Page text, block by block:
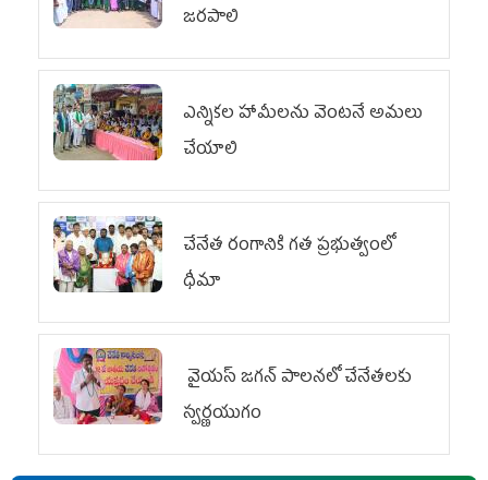
జరపాలి
ఎన్నికల హామీలను వెంటనే అమలు
చేయాలి
చేనేత రంగానికి గత ప్రభుత్వంలో
ధీమా
వైయ‌స్ జగన్ పాలనలో చేనేతలకు
స్వర్ణయుగం